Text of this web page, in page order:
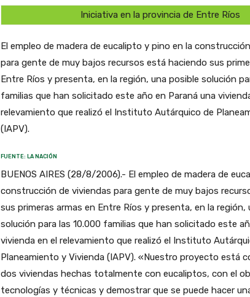
Iniciativa en la provincia de Entre Ríos
El empleo de madera de eucalipto y pino en la
para gente de muy bajos recursos está haciendo sus
Entre Ríos y presenta, en la región, una posible solución
familias que han solicitado este año en Paraná una
relevamiento que realizó el Instituto Autárquico de
(IAPV).
FUENTE: LA NACIÓN
BUENOS AIRES (28/8/2006).- El empleo de madera de
construcción de viviendas para gente de muy bajos
sus primeras armas en Entre Ríos y presenta, en la región,
solución para las 10.000 familias que han solicitado este
vivienda en el relevamiento que realizó el Instituto
Planeamiento y Vivienda (IAPV). «Nuestro proyecto está
dos viviendas hechas totalmente con eucaliptos, con el
tecnologías y técnicas y demostrar que se puede hacer